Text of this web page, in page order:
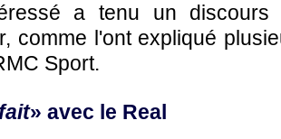
a tenu un
comme l'ont expliqué
Sport.
» avec le Real